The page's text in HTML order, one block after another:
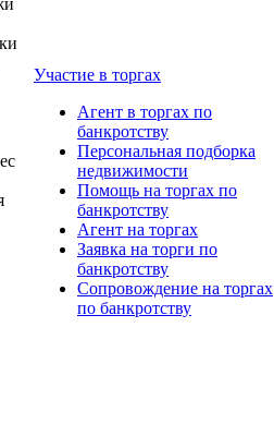
Участие в торгах
Агент в торгах по
банкротству
Персональная подборка
недвижимости
Помощь на торгах по
банкротству
Агент на торгах
Заявка на торги по
банкротству
Сопровождение на торгах
по банкротству